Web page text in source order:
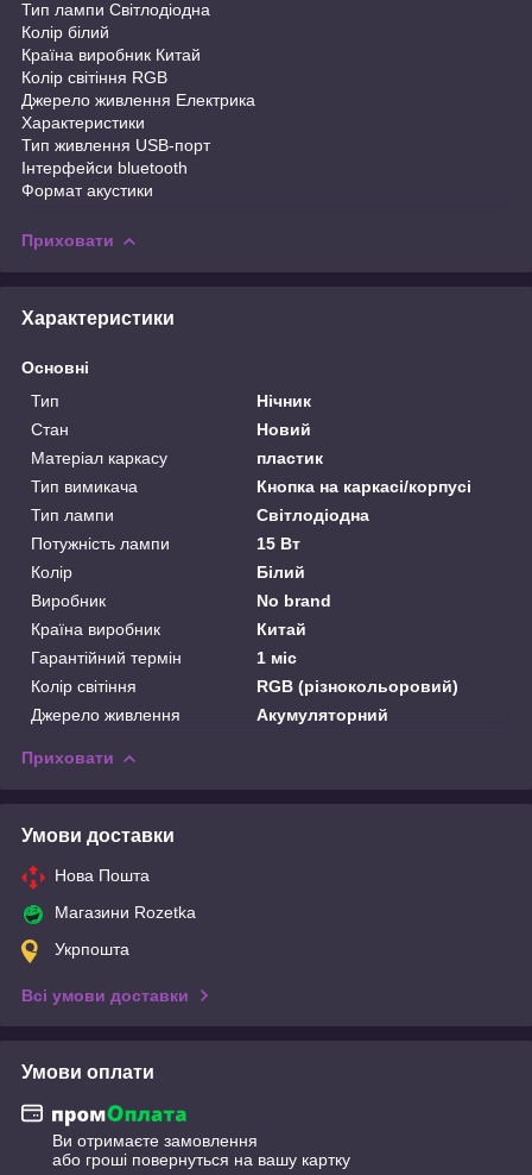
Тип лампи Світлодіодна
Колір білий
Країна виробник Китай
Колір світіння RGB
Джерело живлення Електрика
Характеристики
Тип живлення USB-порт
Інтерфейси bluetooth
Формат акустики
Приховати
Характеристики
Основні
Тип
Нічник
Стан
Новий
Матеріал каркасу
пластик
Тип вимикача
Кнопка на каркасі/корпусі
Тип лампи
Світлодіодна
Потужність лампи
15 Вт
Колір
Білий
Виробник
No brand
Країна виробник
Китай
Гарантійний термін
1 міс
Колір світіння
RGB (різнокольоровий)
Джерело живлення
Акумуляторний
Приховати
Умови доставки
Нова Пошта
Магазини Rozetka
Укрпошта
Всі умови доставки
Умови оплати
Ви отримаєте замовлення
або гроші повернуться на вашу картку